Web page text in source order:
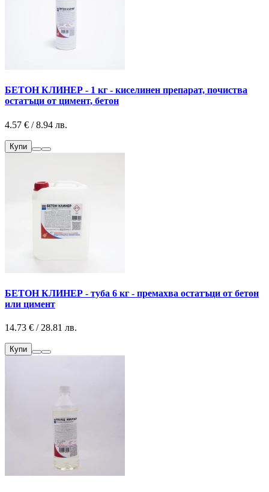
БЕТОН КЛИНЕР - 1 кг - киселинен препарат, почиства
остатъци от цимент, бетон
4.57 € / 8.94 лв.
Купи
БЕТОН КЛИНЕР - туба 6 кг - премахва остатъци от бетон
или цимент
14.73 € / 28.81 лв.
Купи